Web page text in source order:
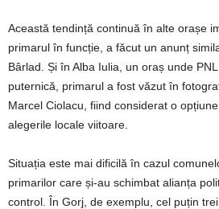
Această tendință continuă în alte orașe
primarul în funcție, a făcut un anunț
Bârlad. Și în Alba Iulia, un oraș unde
puternică, primarul a fost văzut în
Marcel Ciolacu, fiind considerat o
alegerile locale viitoare.
Situația este mai dificilă în cazul
primarilor care și-au schimbat alianța
control. În Gorj, de exemplu, cel puțin